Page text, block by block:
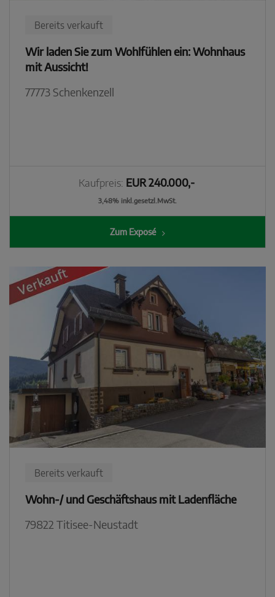
Bereits verkauft
Wir laden Sie zum Wohlfühlen ein: Wohnhaus
mit Aussicht!
77773 Schenkenzell
Kaufpreis: EUR 240.000,-
3,48% inkl.gesetzl.MwSt.
Zum Exposé
Bereits verkauft
Wohn-/ und Geschäftshaus mit Ladenfläche
79822 Titisee-Neustadt